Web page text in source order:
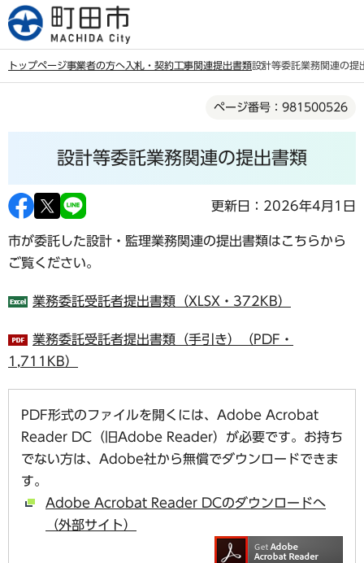
こ
の
す
トップページ事業者の方へ入札・契約工事関連提出書類設計等委託業務関連の提
ら
ページ番号：981500526
設計等委託業務関連の提出書類
更新日：2026年4月1日
市が委託した設計・監理業務関連の提出書類はこちらから
ご覧ください。
業務委託受託者提出書類（XLSX・372KB）
業務委託受託者提出書類（手引き）（PDF・
1,711KB）
PDF形式のファイルを開くには、Adobe Acrobat
Reader DC（旧Adobe Reader）が必要です。お持ち
でない方は、Adobe社から無償でダウンロードできま
す。
Adobe Acrobat Reader DCのダウンロードへ
（外部サイト）